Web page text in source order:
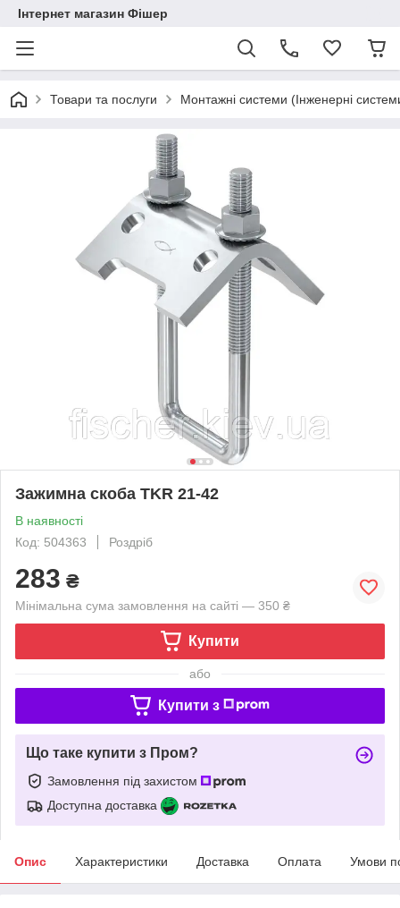
Інтернет магазин Фішер
Товари та послуги Монтажні системи (Інженерні
Зажимна скоба TKR 21-42
В наявності
Код: 504363
Роздріб
283 ₴
Мінімальна сума замовлення на сайті — 350 ₴
Купити
або
Купити з
Що таке купити з Пром?
Замовлення під захистом
Доступна доставка
Опис Характеристики Доставка Оплата Умови